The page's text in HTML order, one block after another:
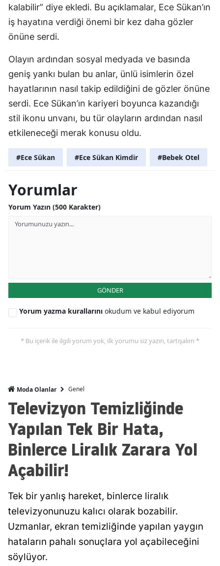
kalabilir” diye ekledi. Bu açıklamalar, Ece Sükan’ın
iş hayatına verdiği önemi bir kez daha gözler
önüne serdi.
Olayın ardından sosyal medyada ve basında
geniş yankı bulan bu anlar, ünlü isimlerin özel
hayatlarının nasıl takip edildiğini de gözler önüne
serdi. Ece Sükan’ın kariyeri boyunca kazandığı
stil ikonu unvanı, bu tür olayların ardından nasıl
etkileneceği merak konusu oldu.
#Ece Sükan #Ece Sükan Kimdir #Bebek Otel
Yorumlar
Yorum Yazın (500 Karakter)
GÖNDER
Yorum yazma kurallarını okudum ve kabul ediyorum
* Bu içerik ile ilgili yorum yok, ilk yorumu siz yazın, tartışalım *
Moda Olanlar Genel
Televizyon Temizliğinde
Yapılan Tek Bir Hata,
Binlerce Liralık Zarara Yol
Açabilir!
Tek bir yanlış hareket, binlerce liralık
televizyonunuzu kalıcı olarak bozabilir.
Uzmanlar, ekran temizliğinde yapılan yaygın
hataların pahalı sonuçlara yol açabileceğini
söylüyor.